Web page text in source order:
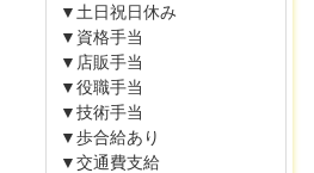
▼土日祝日休み
▼資格手当
▼店販手当
▼役職手当
▼技術手当
▼歩合給あり
▼交通費支給